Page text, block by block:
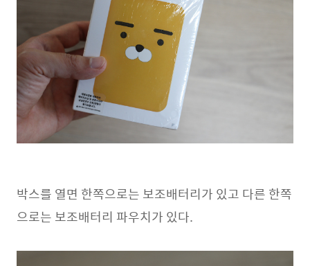
박스를 열면 한쪽으로는 보조배터리가 있고 다른 한쪽
으로는 보조배터리 파우치가 있다.